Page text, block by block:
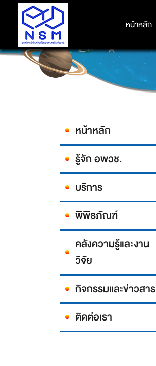
หน้าหลัก
หน้าหลัก
หน้าหลัก
รู้จัก อพวช.
บริการ
พิพิธภัณฑ์
คลังความรู้และงาน
วิจัย
กิจกรรมและข่าวสาร
ติดต่อเรา